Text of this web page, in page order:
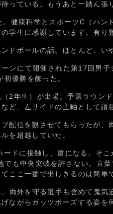
っている。もうあと一踏ん張
健康科学とスポーツC（ハン
学生に感謝しています。有り
ドボールの話。ほとんど、い
ンにて開催された第17回男
優勝を飾った。
2年生）が出場。予選ラウン
ど、左サイドの主軸として頑
配信を観させてもらったが、
を超越していた。
ドに接触し、盾になる。そ
でも中央突破を許さない。言
ここ一番で出しきるのは簡単
両外を守る選手も含めて鬼気
ながらガッツポーズする姿を